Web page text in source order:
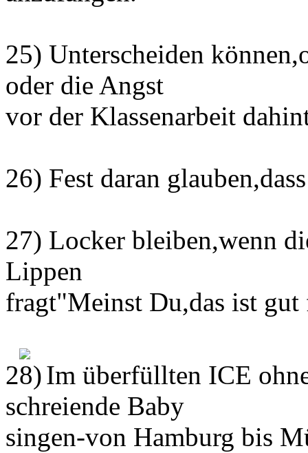
25) Unterscheiden
oder die Angst
vor der Klassenarbeit
26) Fest daran
27) Locker bleiben,wenn
Lippen
fragt"Meinst Du,das ist
2
Im überfüllten ICE
schreiende Baby
singen-von Hamburg bis